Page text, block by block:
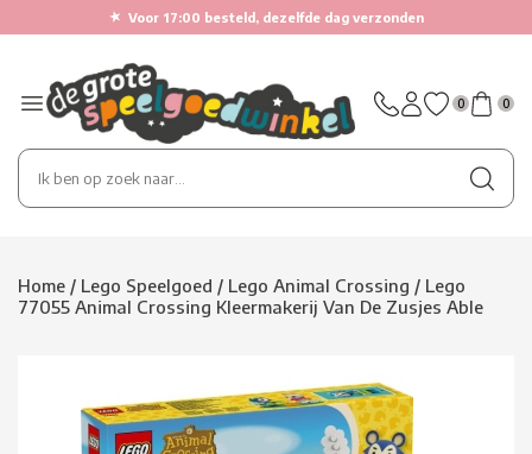
★ Voor 17:00 besteld, dezelfde dag verzonden
0 0
Home / Lego Speelgoed / Lego Animal Crossing / Lego
77055 Animal Crossing Kleermakerij Van De Zusjes Able